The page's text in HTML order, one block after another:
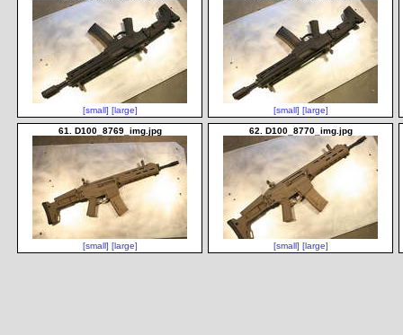
[small] [large] [small] [large]
61. D100_8769_img.jpg
[small] [large]
62. D100_8770_img.jpg
[small] [large]